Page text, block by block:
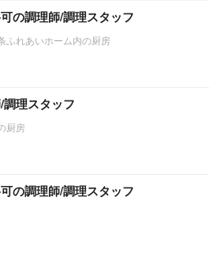
の調理師/調理スタッフ
ふれあいホーム内の厨房
理スタッフ
厨房
の調理師/調理スタッフ